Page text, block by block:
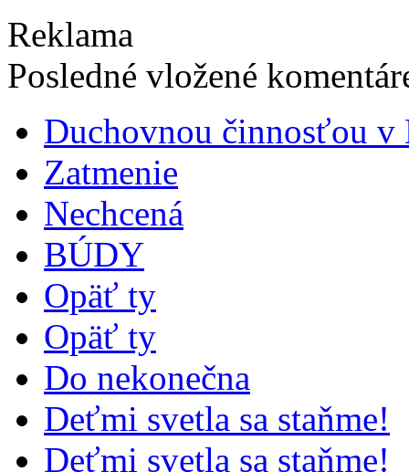
Reklama
Posledné vložené
Duchovnou činnosťou
Zatmenie
Nechcená
BÚDY
Opäť ty
Opäť ty
Do nekonečna
Deťmi svetla sa staňme!
Deťmi svetla sa staňme!